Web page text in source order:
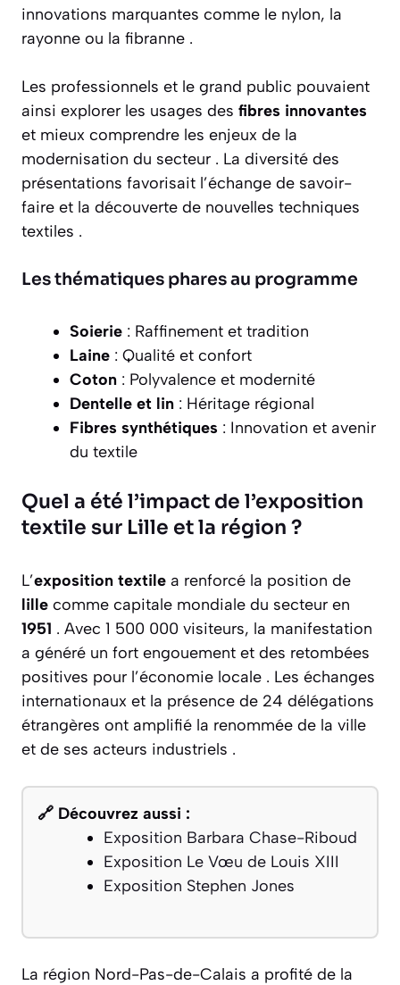
innovations marquantes comme le nylon, la
rayonne ou la fibranne .
Les professionnels et le grand public pouvaient
ainsi explorer les usages des fibres innovantes
et mieux comprendre les enjeux de la
modernisation du secteur . La diversité des
présentations favorisait l’échange de savoir-
faire et la découverte de nouvelles techniques
textiles .
Les thématiques phares au programme
Soierie : Raffinement et tradition
Laine : Qualité et confort
Coton : Polyvalence et modernité
Dentelle et lin : Héritage régional
Fibres synthétiques : Innovation et avenir
du textile
Quel a été l’impact de l’exposition
textile sur Lille et la région ?
L’exposition textile a renforcé la position de
lille comme capitale mondiale du secteur en
1951 . Avec 1 500 000 visiteurs, la manifestation
a généré un fort engouement et des retombées
positives pour l’économie locale . Les échanges
internationaux et la présence de 24 délégations
étrangères ont amplifié la renommée de la ville
et de ses acteurs industriels .
🔗 Découvrez aussi :
Exposition Barbara Chase-Riboud
Exposition Le Vœu de Louis XIII
Exposition Stephen Jones
La région Nord-Pas-de-Calais a profité de la